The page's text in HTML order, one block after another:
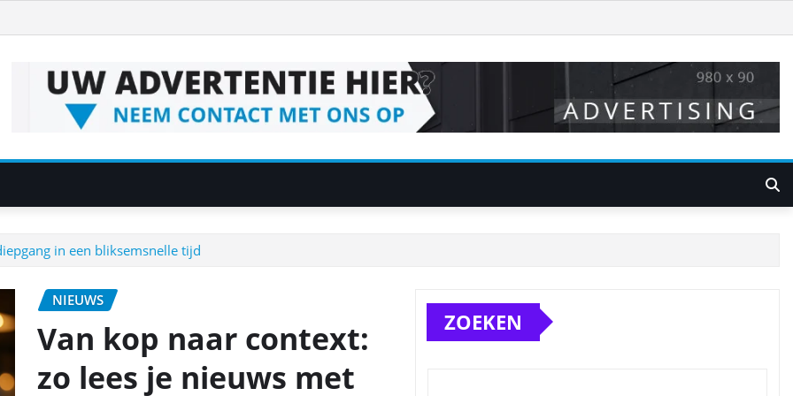
in een bliksemsnelle tijd
NIEUWS
Van kop naar context:
zo lees je nieuws met
ZOEKEN